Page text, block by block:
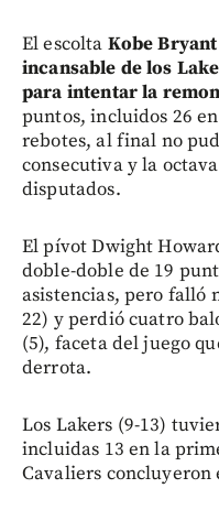
El escolta Kobe
incansable de los
para intentar la
puntos, incluidos 26
rebotes, al final no
consecutiva y la
disputados.
El pívot Dwight
doble-doble de 19
asistencias, pero falló
22) y perdió cuatro
(5), faceta del juego
derrota.
Los Lakers (9-13)
incluidas 13 en la
Cavaliers concluyeron